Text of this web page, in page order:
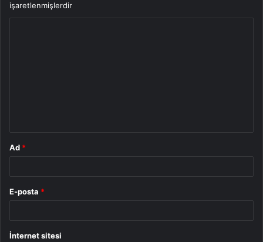
işaretlenmişlerdir
Ad *
E-posta *
İnternet sitesi